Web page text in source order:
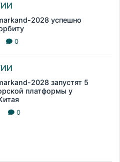
2028 успешно
0
2028 запустят 5
платформы у
0